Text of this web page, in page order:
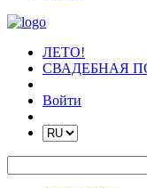
ЛЕТО!
СВАДЕБНАЯ
Войти